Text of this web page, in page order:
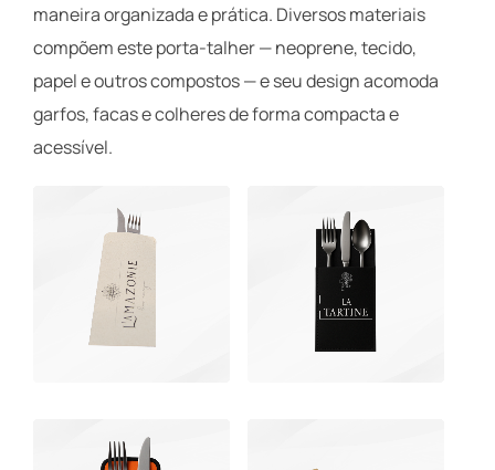
maneira organizada e prática. Diversos materiais
compõem este porta-talher — neoprene, tecido,
papel e outros compostos — e seu design acomoda
garfos, facas e colheres de forma compacta e
acessível.